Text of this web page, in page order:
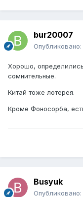
bur20007
Опубликовано:
Хорошо,
сомнительные.
Китай тоже лотерея.
Кроме Фоносорба,
Busyuk
Опубликовано: